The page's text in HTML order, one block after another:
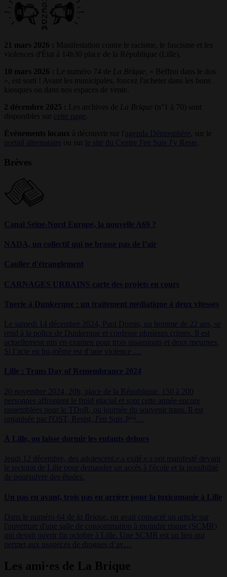
21 mars 2026 : Manifestation contre le racisme, le fascisme et les
violences d'État à 14h30 place de la République (Lille).
10 mars 2026 : Le numéro 74 de La Brique,
« Beffroi dans le dos
», est sorti ! Avant les municipales, foncez l'acheter dans les bons
kiosques ou dans
nos espaces de vente
2 décembre 2025 : Les archives de La Brique (n°1 à 70) sont
disponibles sur cette page
Événements locaux à découvrir sur l'agenda Démosphère , sur le
portail alternataire ou sur le site du Centre J'en Suis J'y Reste
Brèves
Canal Seine-Nord Europe, la nouvelle A69 ?
NADA, un collectif qui ne brasse pas de l’air
Caulier d'étranglement
CARNAGES URBAINS carte des projets en cours
Tuerie à Dunkerque : un traitement médiatique à deux vitesses
Le samedi 14 décembre 2024, Paul Domis, un homme de 22 ans, se
rend à la police de Dunkerque et confesse plusieurs crimes. Il est
actuellement mis en examen pour trois assassinats et deux meurtres.
Si l’acte en lui-même est d’une violence …
Lille : Trans Day of Remembrance 2024
20 novembre 2024, 20h, place de la République. 150 à 200
personnes affrontent le froid glacial et sont cette année encore
rassemblées pour le TDoR, ou journée du souvenir trans. Il est
organisée par l'OST, Resist, J'en Suis J…
À Lille, on laisse dormir les enfants dehors
Jeudi 12 décembre, des adolescent.e.s exilé.e.s ont manifesté devant
le rectorat de Lille pour demander un accès à l'école et la possibilité
de poursuivre des études.
Un pas en avant, trois pas en arrière pour la toxicomanie à Lille
Dans le numéro 64 de la Brique
, on avait consacré un article sur
l'ouverture d'une salle de consommation à moindre risque (SCMR)
qui devait ouvrir fin octobre à Lille. Une SCMR est un lieu qui
permet aux usager.es de drogues d’av…
Les ami·es de La Brique